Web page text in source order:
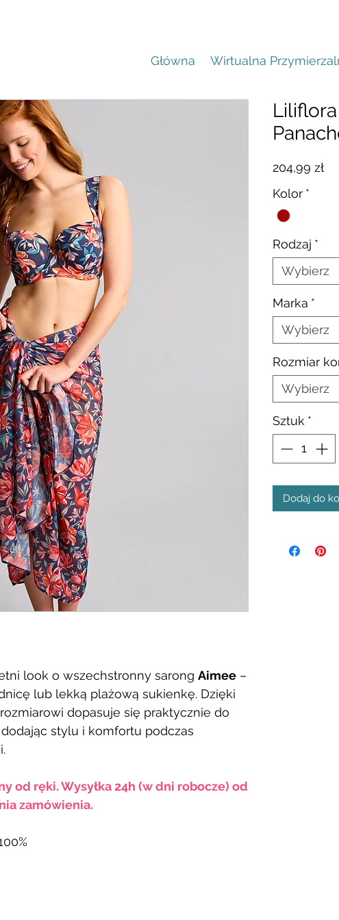
Główna Wirtualna
look o wszechstronny sarong Aimee –
lub lekką plażową sukienkę. Dzięki
dopasuje się praktycznie do
stylu i komfortu podczas
od ręki. Wysyłka 24h (w dni robocze) od
zamówienia.
204,99 zł
Kolor *
Rodzaj *
Wybierz
Marka *
Wybierz
Rozmiar
Wybierz
Sztuk *
Dodaj do